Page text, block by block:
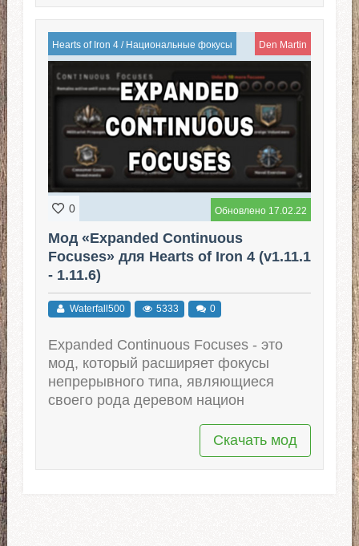
Hearts of Iron 4/ Национальные фокусы Den Martin
Обновлено 17.02.22
0
Мод «Expanded Continuous
Focuses» для Hearts of Iron 4 (v1.11.1
- 1.11.6)
Waterfall500 5333 0
Expanded Continuous Focuses - это
мод, который расширяет фокусы
непрерывного типа, являющиеся
своего рода деревом национ
Скачать мод